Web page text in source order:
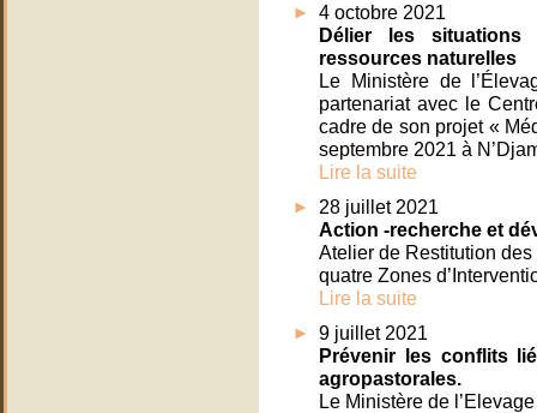
4 octobre 2021
Délier les situations
ressources naturelles
Le Ministère de
partenariat avec le
cadre de son projet «
septembre 2021 à
Lire la suite
28 juillet 2021
Action -recherche et
Atelier de Restitution
quatre Zones
Lire la suite
9 juillet 2021
Prévenir les conflits
agropastorales.
Le Ministère de